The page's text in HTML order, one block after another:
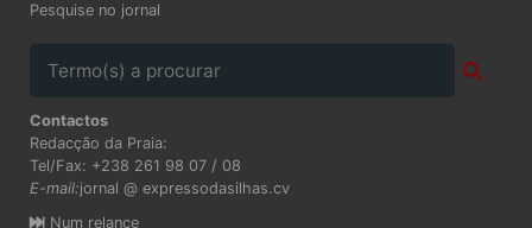
Pesquise no jornal
Contactos
Redacção da Praia:
Tel/Fax: +238 261 98 07 / 08
E-mail:jornal @ expressodasilhas.cv
Num relance